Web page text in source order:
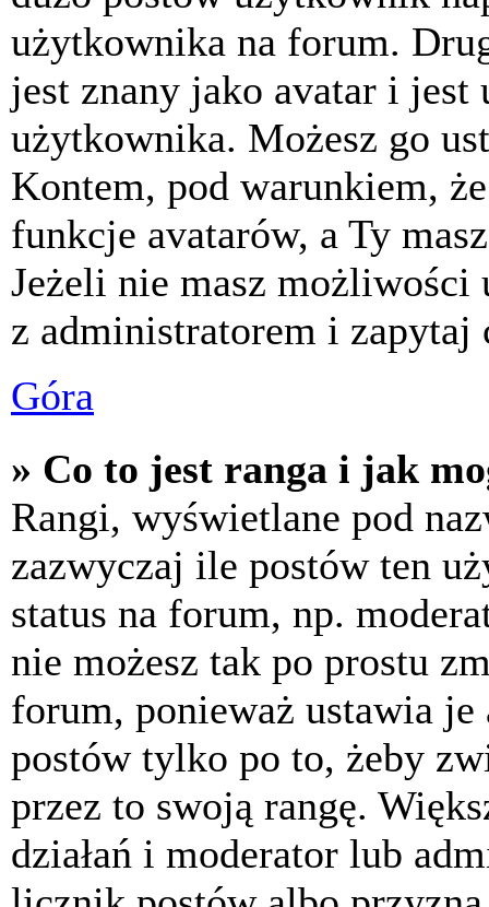
użytkownika na forum.
jest znany jako avatar i jest
użytkownika. Możesz go
Kontem, pod warunkiem,
funkcje avatarów, a Ty
Jeżeli nie masz możliwości
z administratorem i zapytaj
Góra
» Co to jest ranga i jak
Rangi, wyświetlane pod
zazwyczaj ile postów ten
status na forum, np.
nie możesz tak po prostu
forum, ponieważ ustawia
postów tylko po to, żeby
przez to swoją rangę.
działań i moderator lub